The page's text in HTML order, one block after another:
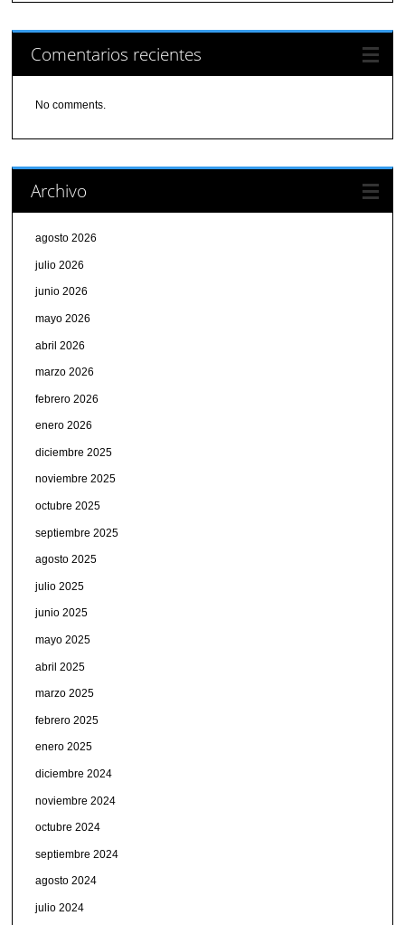
Comentarios recientes
No comments.
Archivo
agosto 2026
julio 2026
junio 2026
mayo 2026
abril 2026
marzo 2026
febrero 2026
enero 2026
diciembre 2025
noviembre 2025
octubre 2025
septiembre 2025
agosto 2025
julio 2025
junio 2025
mayo 2025
abril 2025
marzo 2025
febrero 2025
enero 2025
diciembre 2024
noviembre 2024
octubre 2024
septiembre 2024
agosto 2024
julio 2024